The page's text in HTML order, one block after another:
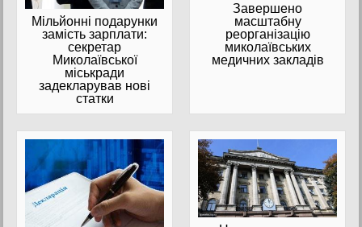
Мільйонні подарунки
замість зарплати:
секретар
Миколаївської
міськради
задекларував нові
статки
Завершено
масштабну
реорганізацію
миколаївських
медичних закладів